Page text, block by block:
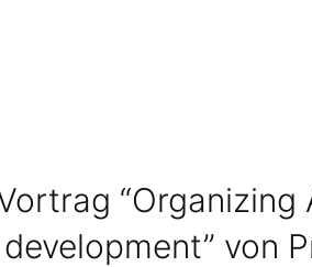
“Organizing
von